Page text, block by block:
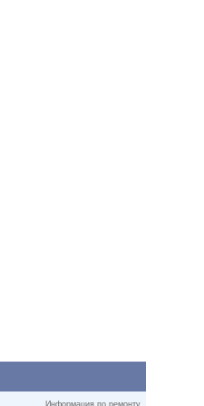
Информация по ремонту